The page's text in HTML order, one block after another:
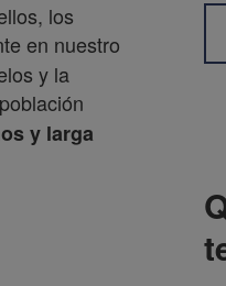
los
en nuestro
y la
y larga